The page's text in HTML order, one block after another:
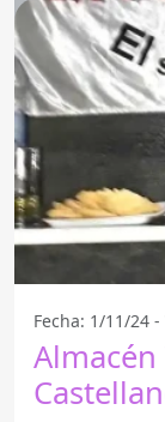
Fecha: 1/11/24